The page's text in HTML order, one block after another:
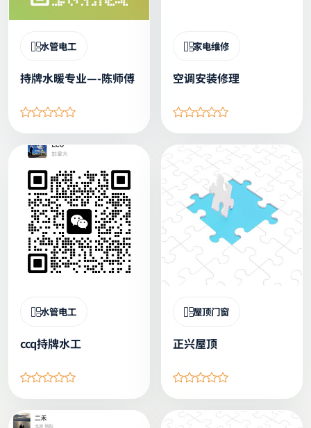
水管电工
持牌水暖专业—-陈师傅
家电维修
空调安装修理
水管电工
ccq持牌水工
屋顶门窗
正兴屋顶